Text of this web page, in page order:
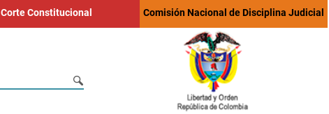
Corte Constitucional Comisión Nacional de Disciplina Judicial